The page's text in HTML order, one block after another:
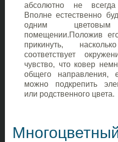
абсолютно не всегда
Вполне естественно
одним
помещении.Положив
прикинуть,
соответствует
чувство, что ковер
общего
можно подкрепить
или родственного цвета.